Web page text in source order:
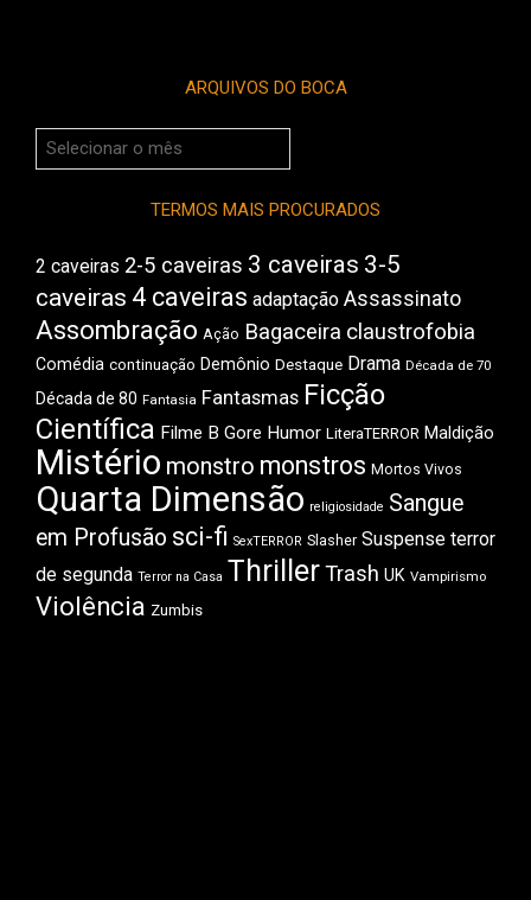
ARQUIVOS DO BOCA
Arquivos
do
TERMOS MAIS PROCURADOS
2 caveiras 2-5 caveiras 3 caveiras 3-5
caveiras 4 caveiras adaptação Assassinato
Assombração Ação Bagaceira claustrofobia
Comédia continuação Demônio Destaque Drama Década de 70
Década de 80 Fantasia Fantasmas Ficção
Científica Filme B Gore Humor LiteraTERROR Maldição
Mistério monstro monstros Mortos Vivos
Quarta Dimensão religiosidade Sangue
em Profusão sci-fi SexTERROR Slasher Suspense terror
de segunda Terror na Casa ThrillerTrash UK Vampirismo
Violência Zumbis